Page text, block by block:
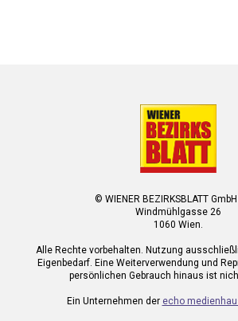
© WIENER BEZIRKSBLATT
Windmühlgasse 26
1060 Wien.
Alle Rechte vorbehalten. Nutzung
Eigenbedarf. Eine Weiterverwendung und
persönlichen Gebrauch hinaus ist
Ein Unternehmen der echo